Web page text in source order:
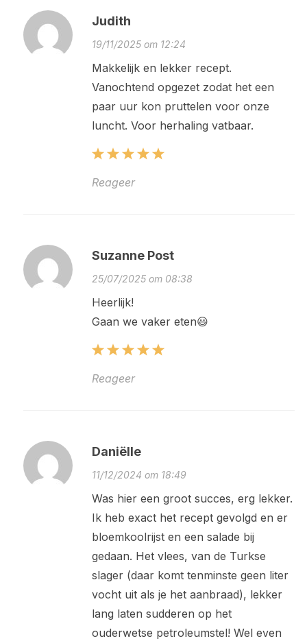
Judith
19/11/2025 om 12:24
Makkelijk en lekker recept.
Vanochtend opgezet zodat het een
paar uur kon pruttelen voor onze
luncht. Voor herhaling vatbaar.
Reageer
Suzanne Post
25/07/2025 om 08:38
Heerlijk!
Gaan we vaker eten😃
Reageer
Daniëlle
11/12/2024 om 18:49
Was hier een groot succes, erg lekker.
Ik heb exact het recept gevolgd en er
bloemkoolrijst en een salade bij
gedaan. Het vlees, van de Turkse
slager (daar komt tenminste geen liter
vocht uit als je het aanbraad), lekker
lang laten sudderen op het
ouderwetse petroleumstel! Wel even